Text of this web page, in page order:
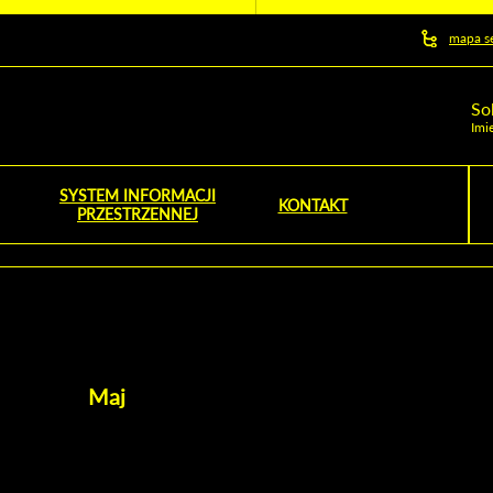
mapa
SYSTEM INFORMACJI
PRZESTRZENNEJ
OTWORZY SIĘ W NOWYM OKNIEKONTAKT
Maj